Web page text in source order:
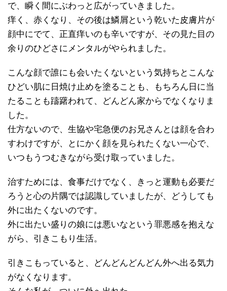
で、瞬く間にぶわっと広がっていきました。
痒く、赤くなり、その後は鱗屑という乾いた皮膚片が
顔中にでて、正直痒いのも辛いですが、その見た目の
余りのひどさにメンタルがやられました。
こんな顔で誰にも会いたくないという気持ちとこんな
ひどい肌に日焼け止めを塗ることも、もちろん日に当
たることも躊躇われて、どんどん家からでなくなりま
した。
仕方ないので、生協や宅急便のお兄さんとは顔を合わ
すわけですが、とにかく顔を見られたくない一心で、
いつもうつむきながら受け取っていました。
治すためには、食事だけでなく、きっと運動も必要だ
ろうと心の片隅では認識していましたが、どうしても
外に出たくないのです。
外に出たい盛りの娘には悪いなという罪悪感を抱えな
がら、引きこもり生活。
引きこもっていると、どんどんどんどん外へ出る気力
がなくなります。